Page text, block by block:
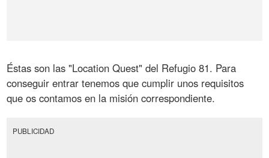
Éstas son las "Location Quest" del Refugio 81. Para
conseguir entrar tenemos que cumplir unos requisitos
que os contamos en la misión correspondiente.
PUBLICIDAD